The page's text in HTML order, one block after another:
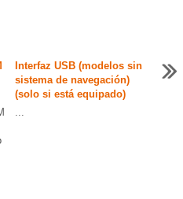
Interfaz USB (modelos sin
sistema de navegación)
(solo si está equipado)
...